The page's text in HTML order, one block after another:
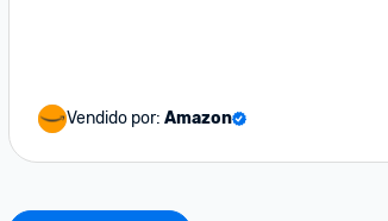
Vendido por: Amazon